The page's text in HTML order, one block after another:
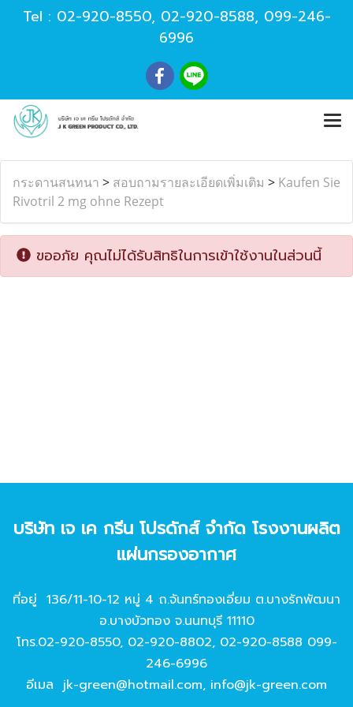
Tel : 02-920-8550, 02-920-8588, 099-246-
6996
กระดานสนทนา > สอบถามรายละเอียดเพิ่มเติม > Kaufen Sie
Rivotril 2 mg ohne Rezept
ขออภัย คุณไม่ได้รับสิทธิในการเข้าใช้งานในส่วนนี้
บริษัท เจ เค กรีน โปรดักส์ จํากัด โรงงานผลิต
แผ่นกรองอากาศ
ที่อยู่ 136/11-10-12 หมู่ 4 ถ.จันทร์ทองเอี่ยม ต.บางรักพัฒนา
อ.บางบัวทอง จ.นนทบุรี 11110
โทร.02-920-8550, 02-920-8802, 02-920-8588 099-
246-6996
อีเมล jk-green@hotmail.com, info@jk-green.com